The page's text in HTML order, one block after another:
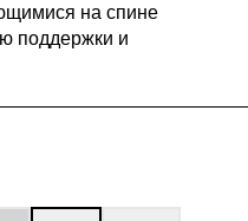
на спине
поддержки и